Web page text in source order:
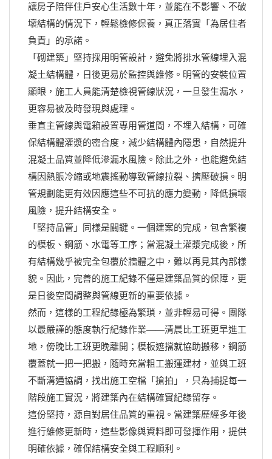
讓房子陪伴住戶安心生活數十年，並能在不影響、不破
壞結構的情況下，輕鬆檢修保養，真正落實「為居住者
負責」的承諾。
「砌建築」堅持採用明管設計，避免將排水管線埋入混
凝土結構體，日後更易於監控與維修。明管的安裝位置
顯眼，施工人員能清楚檢視管線狀況，一旦發生漏水，
更容易被及時發現與處理。
垂直主管線與電箱設置專用管道間，不埋入結構，可確
保結構體灌漿的密合度，減少結構體內隱患，自然提升
混凝土品質並降低滲漏水風險。除此之外，也能避免結
構因熱脹冷縮或地震搖動導致管線拉裂、擠壓破損。明
管規劃能更有效因應這些不可抗的應力變動，降低損壞
風險，提升結構安全。
「堅持品管」同樣是關鍵。一個建案的完成，包含繁複
的模板、鋼筋、水電等工序；當混凝土灌漿完成後，所
有結構幾乎被完全包覆於牆體之中，難以再見其內部樣
貌。因此，完善的施工紀錄不僅是建築品質的保障，更
是日後空間調整與管線更新的重要依據。
然而，這樣的工程紀錄極為繁瑣，並非輕易可得。團隊
以最嚴謹的態度執行紀錄作業——清晨比工班更早進工
地，傍晚比工班更晚離開；模板遮擋就協助搬移，鋼筋
覆蓋就一把一把搬，隨時充當粗工搬運建材，並與工班
不斷溝通協調，找出施工空檔「搶拍」，只為捕捉每一
階段施工實況，將建築內在結構確實紀錄留存。
這份堅持，源自對居住品質的重視。當建築歷經多年後
進行維修更新時，這些影像與資料即可發揮作用，提供
明確依據，確保結構安全與工程順利。